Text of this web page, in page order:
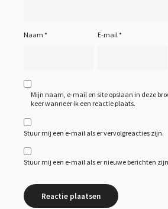
Naam * E-mail*
Mijn naam, e-mail en site opslaan in deze
keer wanneer ik een reactie plaats.
Stuur mij een e-mail als er vervolgreacties zijn.
Stuur mij een e-mail als er nieuwe berichten